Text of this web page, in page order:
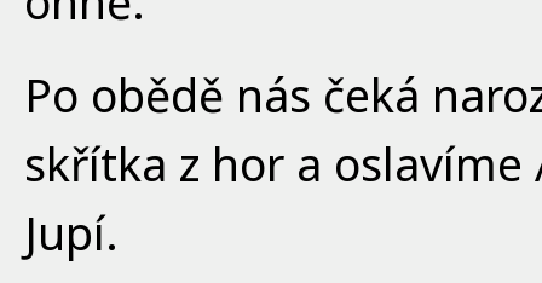
Po obědě nás čeká
skřítka z hor a
Jupí.